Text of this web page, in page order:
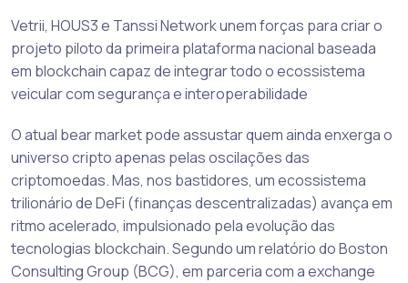
Vetrii, HOUS3 e Tanssi Network unem forças para criar o
projeto piloto da primeira plataforma nacional baseada
em blockchain capaz de integrar todo o ecossistema
veicular com segurança e interoperabilidade
O atual bear market pode assustar quem ainda enxerga o
universo cripto apenas pelas oscilações das
criptomoedas. Mas, nos bastidores, um ecossistema
trilionário de DeFi (finanças descentralizadas) avança em
ritmo acelerado, impulsionado pela evolução das
tecnologias blockchain. Segundo um relatório do Boston
Consulting Group (BCG), em parceria com a exchange